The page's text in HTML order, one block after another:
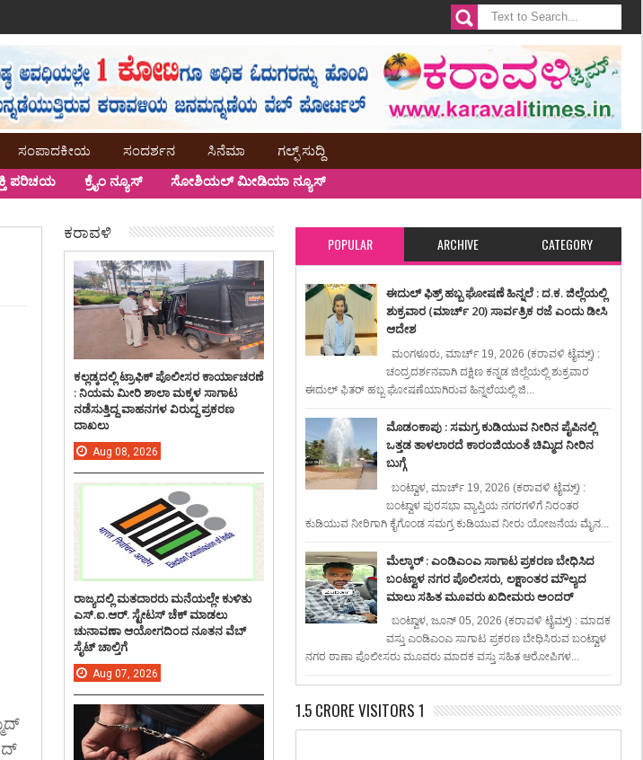
ಸಂಪಾದಕೀಯ ಸಂದರ್ಶನ ಸಿನೆಮಾ ಗಲ್ಫ್ ಸುದ್ದಿ
ಪರಿಚಯ ಕ್ರೈಂ ನ್ಯೂಸ್ ಸೋಶಿಯಲ್ ಮೀಡಿಯಾ ನ್ಯೂಸ್
POPULAR ARCHIVE CATEGORY
ಈದುಲ್ ಫಿತ್ರ್ ಹಬ್ಬ ಘೋಷಣೆ ಹಿನ್ನಲೆ : ದ.ಕ. ಜಿಲ್ಲೆಯಲ್ಲಿ
ಶುಕ್ರವಾರ (ಮಾರ್ಚ್ 20) ಸಾರ್ವತ್ರಿಕ ರಜೆ ಎಂದು ಡೀಸಿ
ಆದೇಶ
ಮಂಗಳೂರು, ಮಾರ್ಚ್ 19, 2026 (ಕರಾವಳಿ ಟೈಮ್ಸ್) :
ಚಂದ್ರದರ್ಶನವಾಗಿ ದಕ್ಷಿಣ ಕನ್ನಡ ಜಿಲ್ಲೆಯಲ್ಲಿ ಶುಕ್ರವಾರ
ಈದುಲ್ ಫಿತರ್ ಹಬ್ಬ ಘೋಷಣೆಯಾಗಿರುವ ಹಿನ್ನಲೆಯಲ್ಲಿ ಜಿ...
ಮೊಡಂಕಾಪು : ಸಮಗ್ರ ಕುಡಿಯುವ ನೀರಿನ ಪೈಪಿನಲ್ಲಿ
ಒತ್ತಡ ತಾಳಲಾರದೆ ಕಾರಂಜಿಯಂತೆ ಚಿಮ್ಮಿದ ನೀರಿನ
ಬುಗ್ಗೆ
ಬಂಟ್ವಾಳ, ಮಾರ್ಚ್ 19, 2026 (ಕರಾವಳಿ ಟೈಮ್ಸ್) :
ಬಂಟ್ವಾಳ ಪುರಸಭಾ ವ್ಯಾಪ್ತಿಯ ನಗರಗಳಿಗೆ ನಿರಂತರ
ಕುಡಿಯುವ ನೀರಿಗಾಗಿ ಕೈಗೊಂಡ ಸಮಗ್ರ ಕುಡಿಯುವ ನೀರು ಯೋಜನೆಯ ಮೈನ...
ಮೆಲ್ಕಾರ್ : ಎಂಡಿಎಂಎ ಸಾಗಾಟ ಪ್ರಕರಣ ಬೇಧಿಸಿದ
ಬಂಟ್ವಾಳ ನಗರ ಪೊಲೀಸರು, ಲಕ್ಷಾಂತರ ಮೌಲ್ಯದ
ಮಾಲು ಸಹಿತ ಮೂವರು ಖದೀಮರು ಅಂದರ್
ಬಂಟ್ವಾಳ, ಜೂನ್ 05, 2026 (ಕರಾವಳಿ ಟೈಮ್ಸ್) : ಮಾದಕ
ವಸ್ತು ಎಂಡಿಎಂಎ ಸಾಗಾಟ ಪ್ರಕರಣ ಬೇಧಿಸಿರುವ ಬಂಟ್ವಾಳ
ನಗರ ಠಾಣಾ ಪೊಲೀಸರು ಮೂವರು ಮಾದಕ ವಸ್ತು ಸಹಿತ ಆರೋಪಿಗಳ...
1.5 CRORE VISITORS 1
ಕರಾವಳಿ
ಕಲ್ಲಡ್ಕದಲ್ಲಿ ಟ್ರಾಫಿಕ್ ಪೊಲೀಸರ ಕಾರ್ಯಾಚರಣೆ
: ನಿಯಮ ಮೀರಿ ಶಾಲಾ ಮಕ್ಕಳ ಸಾಗಾಟ
ನಡೆಸುತ್ತಿದ್ದ ವಾಹನಗಳ ವಿರುದ್ದ ಪ್ರಕರಣ
ದಾಖಲು
Aug 08, 2026
ರಾಜ್ಯದಲ್ಲಿ ಮತದಾರರು ಮನೆಯಲ್ಲೇ ಕುಳಿತು
ಎಸ್.ಐ.ಆರ್. ಸ್ಟೇಟಸ್ ಚೆಕ್ ಮಾಡಲು
ಚುನಾವಣಾ ಆಯೋಗದಿಂದ ನೂತನ ವೆಬ್
ಸೈಟ್ ಚಾಲ್ತಿಗೆ
Aug 07, 2026